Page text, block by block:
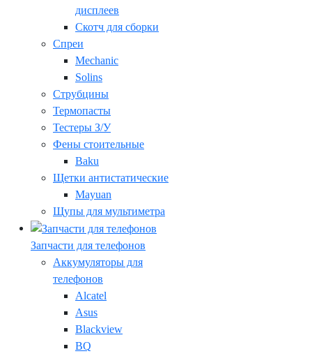
дисплеев
Скотч для сборки
Спреи
Mechanic
Solins
Струбцины
Термопасты
Тестеры З/У
Фены стоительные
Baku
Щетки антистатические
Mayuan
Щупы для мультиметра
Запчасти для телефонов
Аккумуляторы для
телефонов
Alcatel
Asus
Blackview
BQ